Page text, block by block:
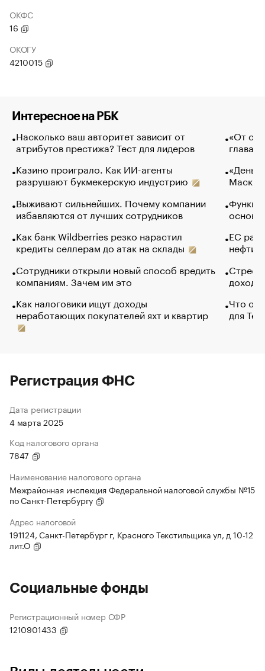
ОКФС
16
ОКОГУ
4210015
Интересное на РБК
Насколько ваш авторитет зависит от
атрибутов престижа? Тест для лидеров
Казино проиграло. Как ИИ-агенты
разрушают букмекерскую индустрию
Выживают сильнейших. Почему компании
избавляются от лучших сотрудников
Как банк Wildberries резко нарастил
кредиты селлерам до атак на склады
Сотрудники открыли новый способ вредить
компаниям. Зачем им это
Как налоговики ищут доходы
неработающих покупателей яхт и квартир
«От
глава
Маск в
основ
ЕС
нефти
Что
для
Регистрация ФНС
Дата регистрации
4 марта 2025
Код налогового органа
7847
Наименование налогового органа
Межрайонная инспекция Федеральной налоговой службы №15
по Санкт-Петербургу
Адрес налоговой
191124, Санкт-Петербург г, Красного Текстильщика ул, д 10-12
лит.О
Социальные фонды
Регистрационный номер СФР
1210901433